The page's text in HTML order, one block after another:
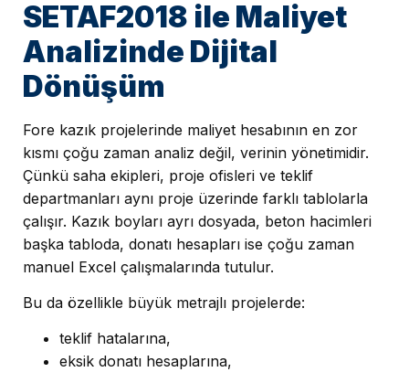
SETAF2018 ile Maliyet
Analizinde Dijital
Dönüşüm
Fore kazık projelerinde maliyet hesabının en zor
kısmı çoğu zaman analiz değil, verinin yönetimidir.
Çünkü saha ekipleri, proje ofisleri ve teklif
departmanları aynı proje üzerinde farklı tablolarla
çalışır. Kazık boyları ayrı dosyada, beton hacimleri
başka tabloda, donatı hesapları ise çoğu zaman
manuel Excel çalışmalarında tutulur.
Bu da özellikle büyük metrajlı projelerde:
teklif hatalarına,
eksik donatı hesaplarına,